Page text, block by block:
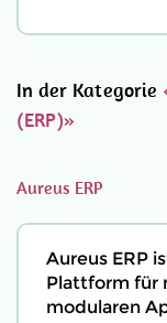
In der Kategorie
(ERP)»
Aureus ERP
Aureus ERP
Plattform für
modularen